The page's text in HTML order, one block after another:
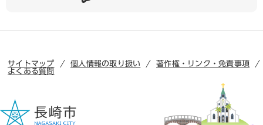
サイトマップ 個人情報の取り扱い
著作権・リンク・免責事項
よくある質問